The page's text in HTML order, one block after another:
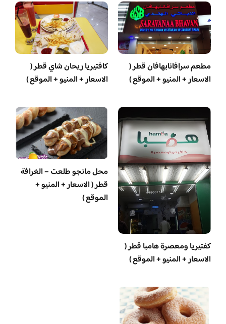
مطعم سرافانابهافان قطر (
الاسعار + المنيو + الموقع )
كافتيريا ريحان شاي قطر (
الاسعار + المنيو + الموقع )
‏كفتيريا ومعصرة هامبا قطر (
الاسعار + المنيو + الموقع )
محل مانجو طلعت – الغرافة
قطر ( الاسعار + المنيو +
الموقع )